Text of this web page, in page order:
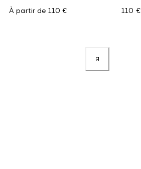
À partir de 110 € 110 €